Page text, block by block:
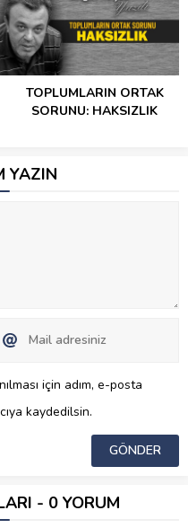
TOPLUMLARIN ORTAK
SORUNU: HAKSIZLIK
YAZIN
için adım, e-posta
kaydedilsin.
- 0 YORUM